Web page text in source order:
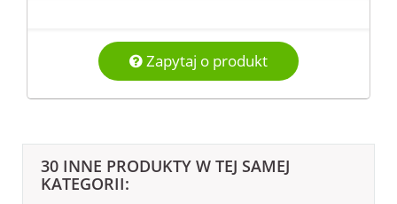
Zapytaj o produkt
30 INNE PRODUKTY W TEJ SAMEJ
KATEGORII: